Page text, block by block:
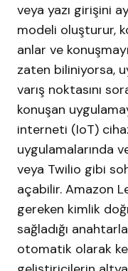
veya yazı girişini
modeli oluşturur,
anlar ve
zaten biliniyorsa,
varış noktasını
konuşan
interneti (IoT)
uygulamalarında
veya Twilio gibi
açabilir. Amazon
gereken kimlik
sağladığı
otomatik olarak